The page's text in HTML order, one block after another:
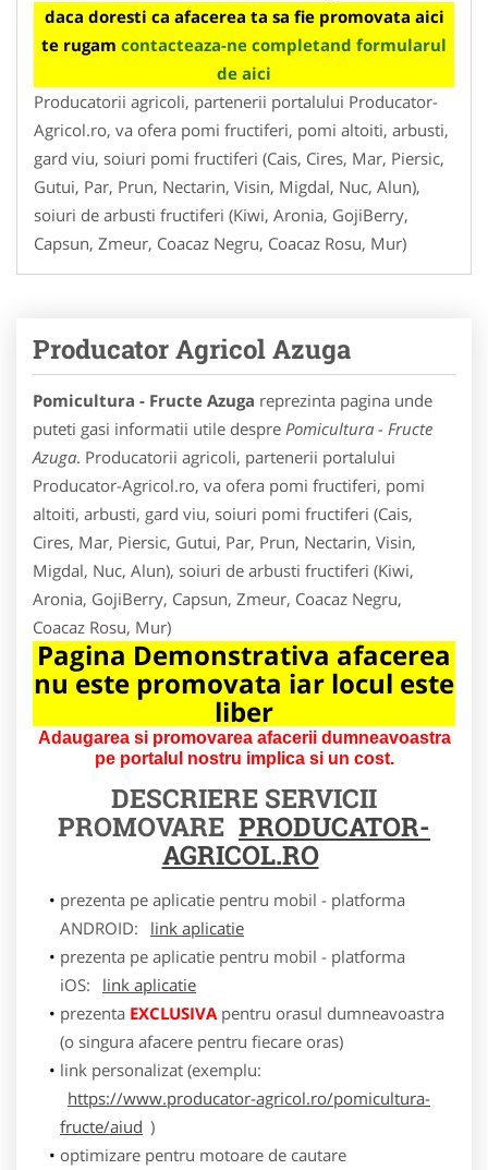
daca doresti ca afacerea ta sa fie promovata aici
te rugam contacteaza-ne completand formularul
de aici
Producatorii agricoli, partenerii portalului Producator-
Agricol.ro, va ofera pomi fructiferi, pomi altoiti, arbusti,
gard viu, soiuri pomi fructiferi (Cais, Cires, Mar, Piersic,
Gutui, Par, Prun, Nectarin, Visin, Migdal, Nuc, Alun),
soiuri de arbusti fructiferi (Kiwi, Aronia, GojiBerry,
Capsun, Zmeur, Coacaz Negru, Coacaz Rosu, Mur)
Producator Agricol Azuga
Pomicultura - Fructe Azuga reprezinta pagina unde
puteti gasi informatii utile despre Pomicultura - Fructe
Azuga. Producatorii agricoli, partenerii portalului
Producator-Agricol.ro, va ofera pomi fructiferi, pomi
altoiti, arbusti, gard viu, soiuri pomi fructiferi (Cais,
Cires, Mar, Piersic, Gutui, Par, Prun, Nectarin, Visin,
Migdal, Nuc, Alun), soiuri de arbusti fructiferi (Kiwi,
Aronia, GojiBerry, Capsun, Zmeur, Coacaz Negru,
Coacaz Rosu, Mur)
Pagina Demonstrativa afacerea
nu este promovata iar locul este
liber
Adaugarea si promovarea afacerii dumneavoastra
pe portalul nostru implica si un cost.
DESCRIERE SERVICII
PROMOVARE PRODUCATOR-
AGRICOL.RO
prezenta pe aplicatie pentru mobil - platforma
ANDROID:
link aplicatie
prezenta pe aplicatie pentru mobil - platforma
iOS:
link aplicatie
prezenta EXCLUSIVApentru orasul dumneavoastra
(o singura afacere pentru fiecare oras)
link personalizat (exemplu:
https://www.producator-agricol.ro/pomicultura-
fructe/aiud )
optimizare pentru motoare de cautare